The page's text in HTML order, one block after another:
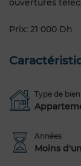
ouvertures
Prix: 21 000 Dh
Type de bien
Années
Moins